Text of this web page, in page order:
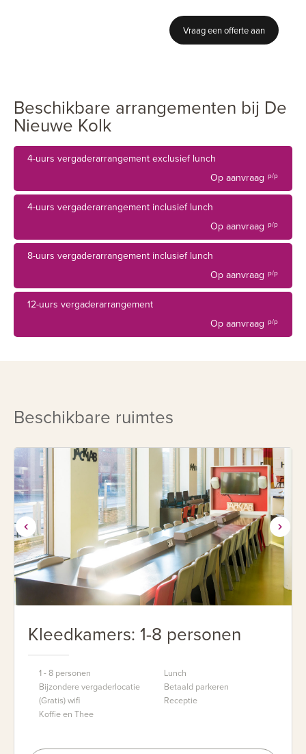
Vraag een offerte aan
Beschikbare arrangementen bij De
Nieuwe Kolk
4-uurs vergaderarrangement exclusief lunch
Op aanvraag p/p
4-uurs vergaderarrangement inclusief lunch
Op aanvraag p/p
8-uurs vergaderarrangement inclusief lunch
Op aanvraag p/p
12-uurs vergaderarrangement
Op aanvraag p/p
Beschikbare ruimtes
Kleedkamers: 1-8 personen
1 - 8 personen
Bijzondere vergaderlocatie
(Gratis) wifi
Koffie en Thee
Lunch
Betaald parkeren
Receptie